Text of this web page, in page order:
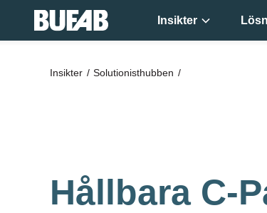
Insikter
Insikter Solutionisthubben
Hållbara C-
Få ny kunskap